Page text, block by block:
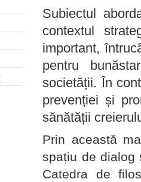
Subiectul
contextul
important,
pentru
societății. În
prevenției și
sănătății
Prin această
spațiu de dialog
Catedra de